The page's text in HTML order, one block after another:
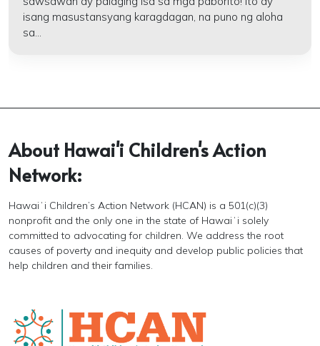
isang masustansyang karagdagan, na puno ng aloha
sa...
About Hawai'i Children's Action
Network:
Hawaiʻi Children’s Action Network (HCAN) is a 501(c)(3)
nonprofit and the only one in the state of Hawaiʻi solely
committed to advocating for children. We address the root
causes of poverty and inequity and develop public policies that
help children and their families.